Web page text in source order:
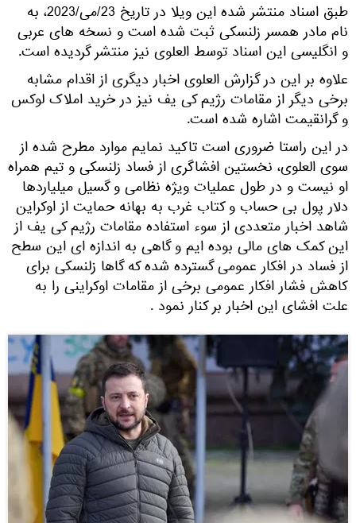
طبق اسناد منتشر شده این ویلا در تاریخ 23/می/2023، به
نام مادر همسر زلنسکی ثبت شده است و نسخه های عربی
و انگلیسی این اسناد توسط العلوی نیز منتشر گردیده است.
علاوه بر این در گزارش العلوی اخبار دیگری از اقدام مشابه
برخی دیگر از مقامات رژیم کی یف نیز در خرید املاک لوکس
و گرانقیمت اشاره شده است.
در این راستا ضروری است تاکید نمایم موارد مطرح شده از
سوی العلوی، نخستین افشاگری از فساد زلنسکی و تیم همراه
او نیست و در طول عملیات ویژه نظامی و گسیل میلیاردها
دلار پول بی حساب و کتاب غرب به بهانه حمایت از اوکراین
شاهد اخبار متعددی از سوء استفاده مقامات رژیم کی یف از
این کمک های مالی بوده ایم و گاهی به اندازه ای این سطح
از فساد در افکار عمومی گسترده شده که گاها زلنسکی برای
کاهش فشار افکار عمومی برخی از مقامات اوکراینی را به
علت افشای این اخبار بر کنار نمود .